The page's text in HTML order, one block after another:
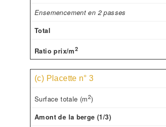
Ensemencement en 2 passes
Total
Ratio prix/m2
(c) Placette n° 3
Surface totale (m2)
Amont de la berge (1/3)